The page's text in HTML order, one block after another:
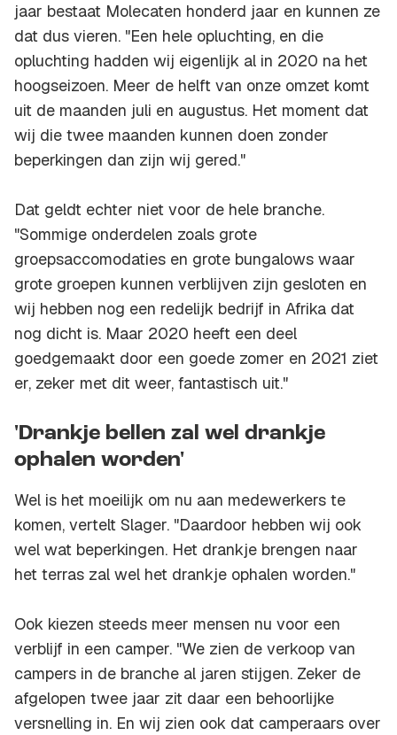
jaar bestaat Molecaten honderd jaar en kunnen ze
dat dus vieren. "Een hele opluchting, en die
opluchting hadden wij eigenlijk al in 2020 na het
hoogseizoen. Meer de helft van onze omzet komt
uit de maanden juli en augustus. Het moment dat
wij die twee maanden kunnen doen zonder
beperkingen dan zijn wij gered."
Dat geldt echter niet voor de hele branche.
"Sommige onderdelen zoals grote
groepsaccomodaties en grote bungalows waar
grote groepen kunnen verblijven zijn gesloten en
wij hebben nog een redelijk bedrijf in Afrika dat
nog dicht is. Maar 2020 heeft een deel
goedgemaakt door een goede zomer en 2021 ziet
er, zeker met dit weer, fantastisch uit."
'Drankje bellen zal wel drankje
ophalen worden'
Wel is het moeilijk om nu aan medewerkers te
komen, vertelt Slager. "Daardoor hebben wij ook
wel wat beperkingen. Het drankje brengen naar
het terras zal wel het drankje ophalen worden."
Ook kiezen steeds meer mensen nu voor een
verblijf in een camper. "We zien de verkoop van
campers in de branche al jaren stijgen. Zeker de
afgelopen twee jaar zit daar een behoorlijke
versnelling in. En wij zien ook dat camperaars over